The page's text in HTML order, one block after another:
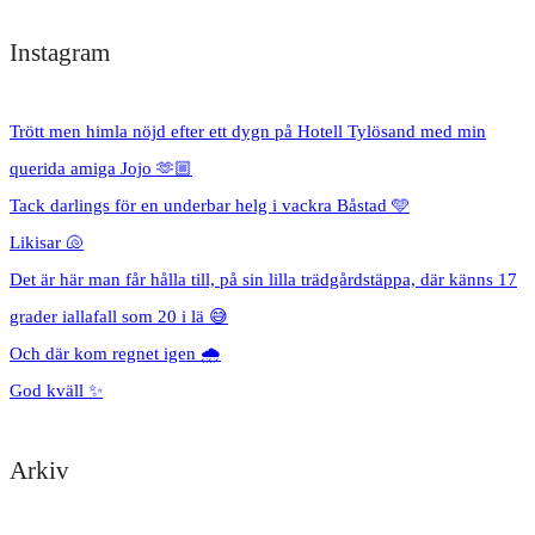
Instagram
Trött men himla nöjd efter ett dygn på Hotell Tylösand med min
querida amiga Jojo 🫶🏼
Tack darlings för en underbar helg i vackra Båstad 🩵
Likisar 🐚
Det är här man får hålla till, på sin lilla trädgårdstäppa, där känns 17
grader iallafall som 20 i lä 😅
Och där kom regnet igen 🌧️
God kväll ✨
Arkiv